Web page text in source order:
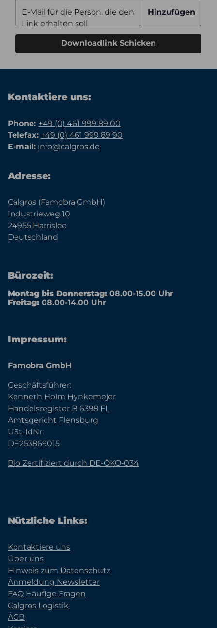
E-Mail für die Person, die den
Link erhalten soll
Hinzufügen
Downloadlink Schicken
Kontaktiere uns:
Phone: +49 (0) 461 999 89 00
Telefax: +49 (0) 461 999 89 90
E-mail: info@calgros.de
Adresse:
Calgros (Famobra GmbH)
Industrieweg 10
24955 Harrislee
Deutschland
Bürozeit:
Montag bis Donnerstag: 08.00-15.00 Uhr
Freitag: 08.00-14.00 Uhr
Impressum:
Famobra GmbH
Geschäftsführer:
Kenneth Holm Hynkemejer
Handelsregister B 6398 FL
Amtsgericht Flensburg
USt-IdNr:
DE253869015
Bio Zertifiziert durch DE-ÖKO-034
Nützliche Links:
Kontaktiere uns
Über uns
Hinweis zum Datenschutz
Anmeldung Newsletter
FAQ Häufige Fragen
Calgros Logistik
AGB